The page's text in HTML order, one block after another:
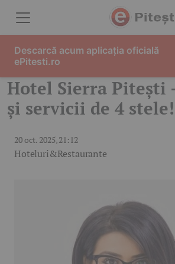
Hotel Sierra Pitești
și servicii de 4 stele!
20 oct. 2025, 21:12
Hoteluri&Restaurante
Descarcă acum aplicația oficială
ePitesti.ro